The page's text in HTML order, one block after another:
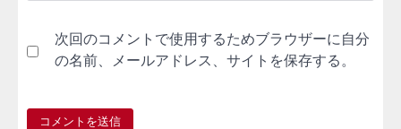
次回のコメントで使用するためブラウザーに自分
の名前、メールアドレス、サイトを保存する。